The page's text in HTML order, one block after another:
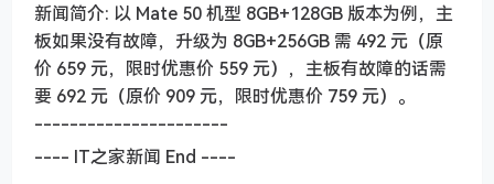
新闻简介: 以 Mate 50 机型 8GB+128GB 版本为例，主
板如果没有故障，升级为 8GB+256GB 需 492 元（原
价 659 元，限时优惠价 559 元），主板有故障的话需
要 692 元（原价 909 元，限时优惠价 759 元）。
----------------------
---- IT之家新闻 End ----